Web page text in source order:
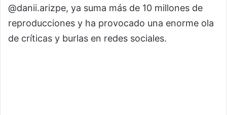
@danii.arizpe, ya suma más de 10 millones de
reproducciones y ha provocado una enorme ola
de críticas y burlas en redes sociales.